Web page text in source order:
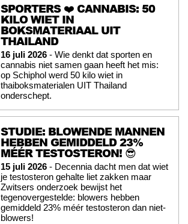
SPORTERS ❤️ CANNABIS: 50
KILO WIET IN
BOKSMATERIAAL UIT
THAILAND
16 juli 2026 - Wie denkt dat sporten en
cannabis niet samen gaan heeft het mis:
op Schiphol werd 50 kilo wiet in
thaiboksmaterialen UIT Thailand
onderschept.
STUDIE: BLOWENDE MANNEN
HEBBEN GEMIDDELD 23%
MÉÉR TESTOSTERON! 😎
15 juli 2026 - Decennia dacht men dat wiet
je testosteron gehalte liet zakken maar
Zwitsers onderzoek bewijst het
tegenovergestelde: blowers hebben
gemiddeld 23% méér testosteron dan niet-
blowers!